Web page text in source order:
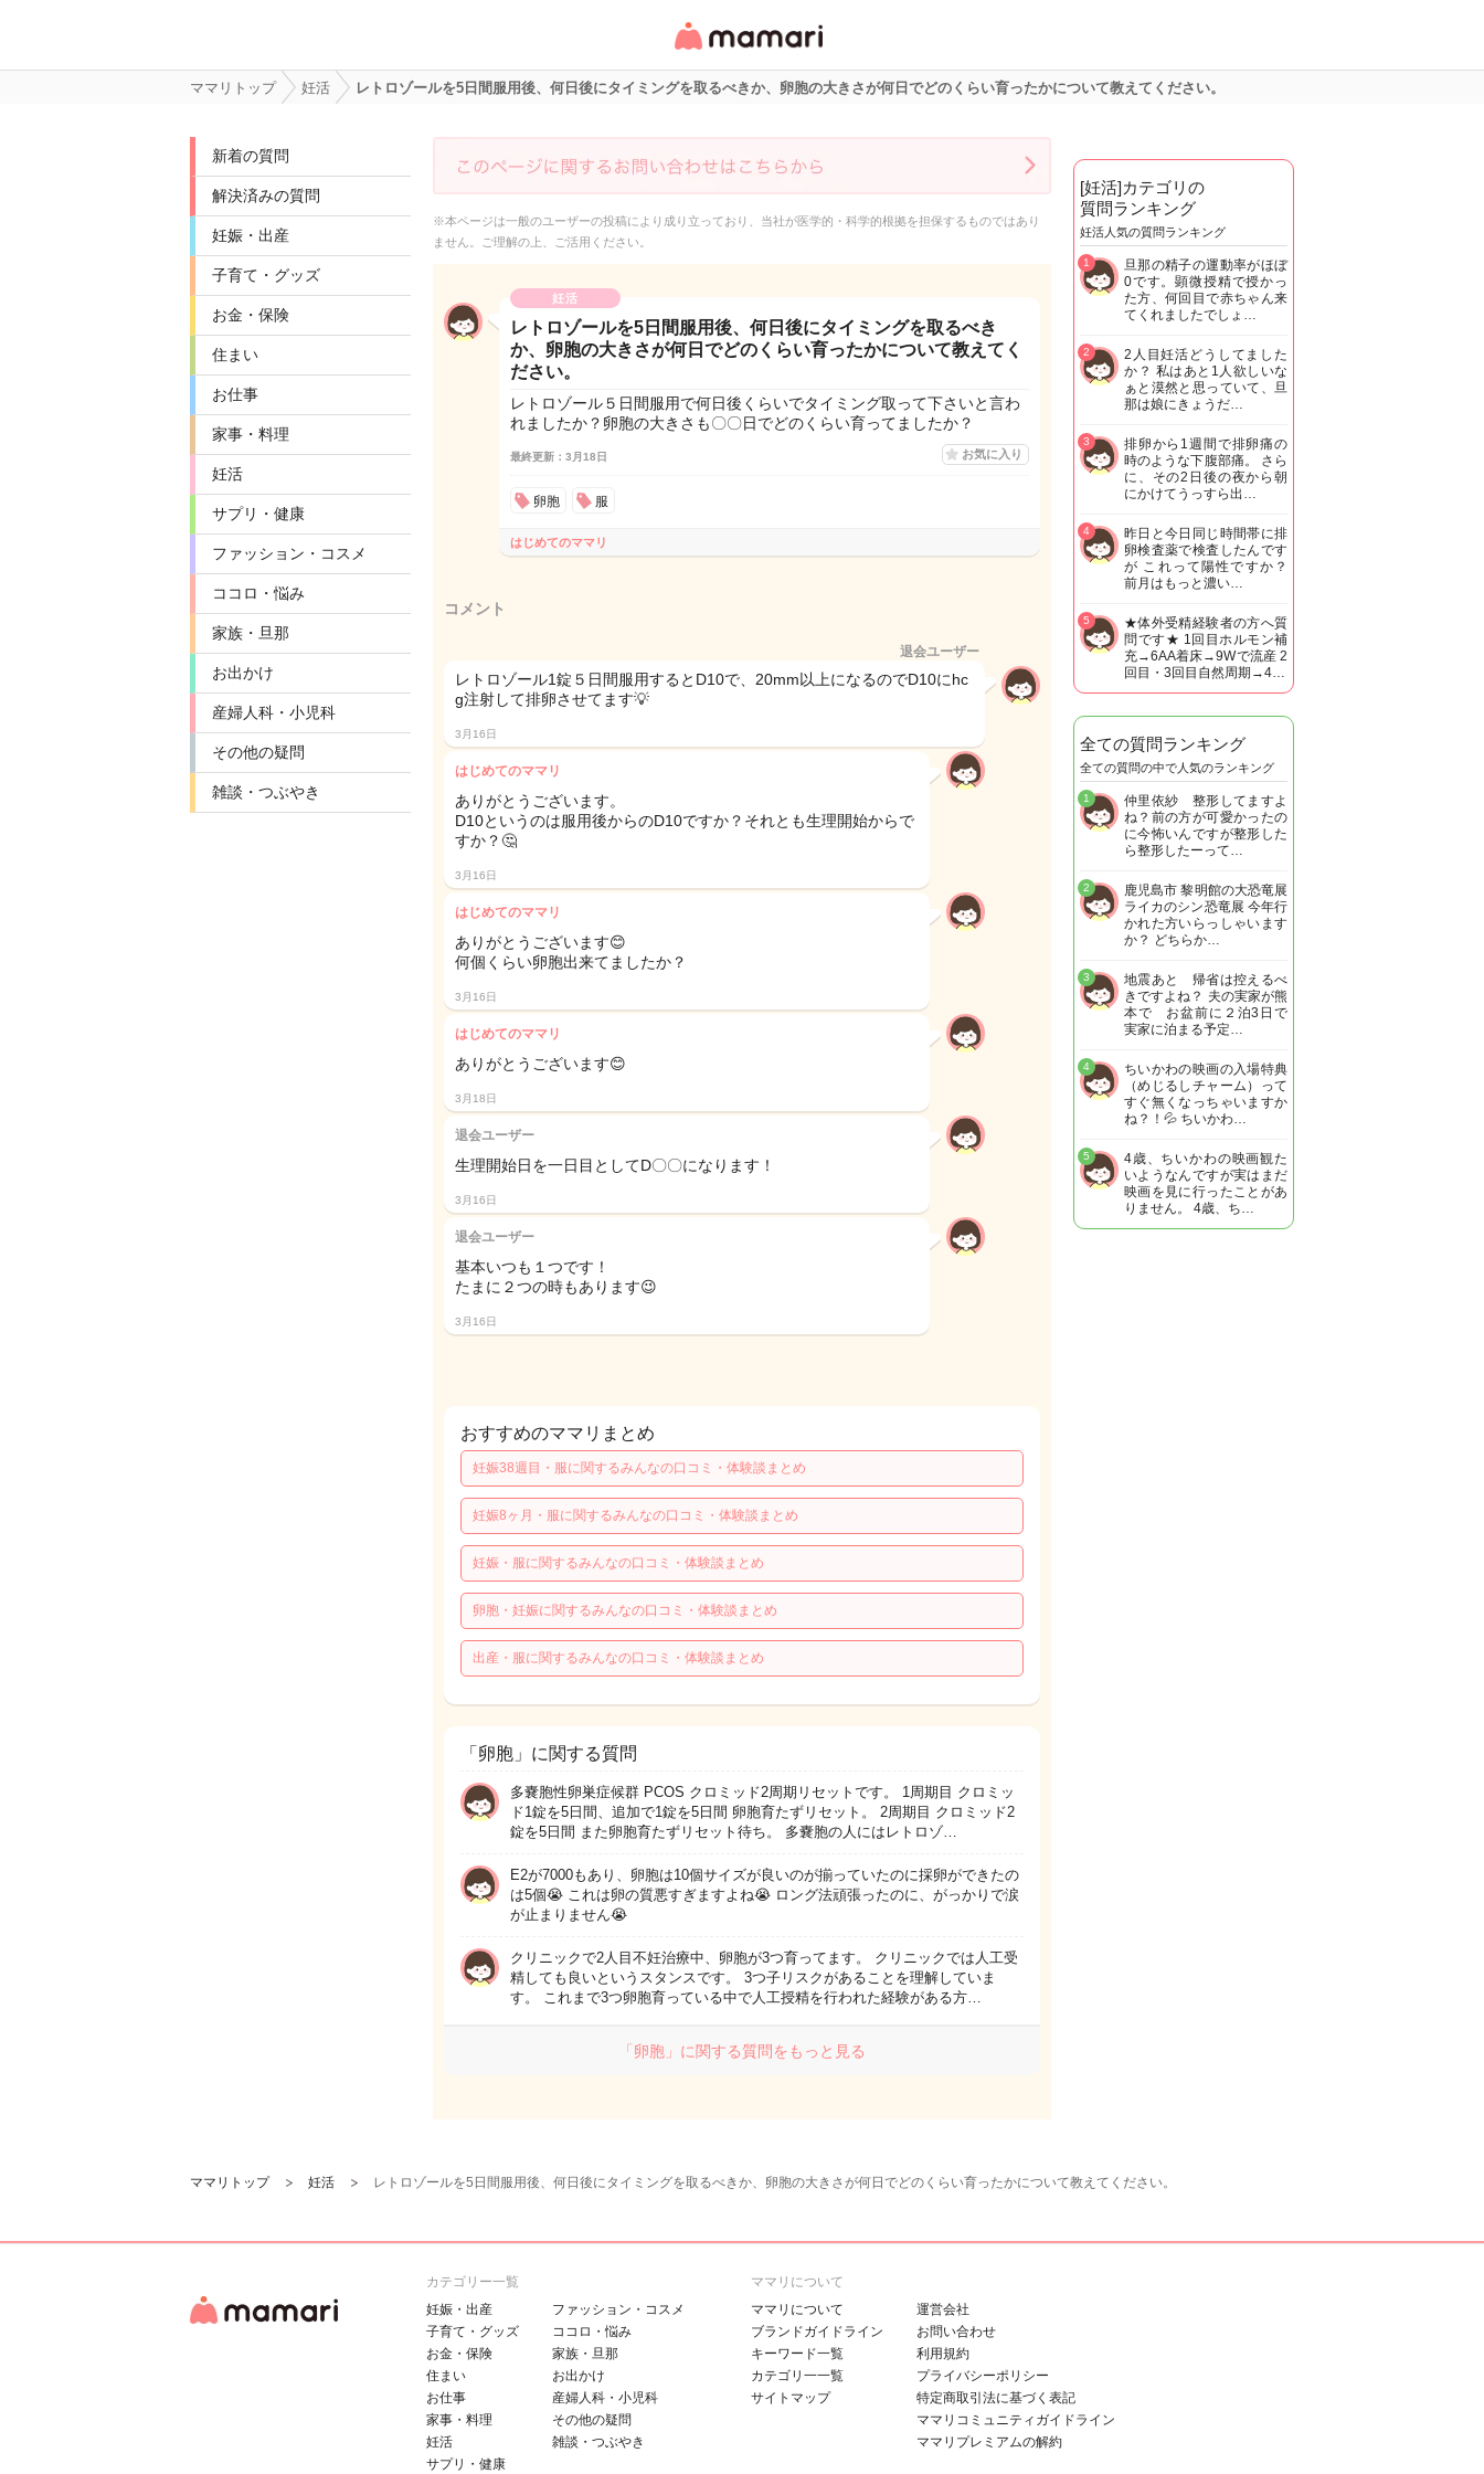
リ・情報サイト
ママリトップ 妊活 レトロゾールを5日間服用後、何日後にタイミングを取るべきか、卵胞の大きさが何日でどのくらい育ったかについて教えてください。
新着の質問
解決済みの質問
妊娠・出産
子育て・グッズ
お金・保険
住まい
お仕事
家事・料理
妊活
サプリ・健康
ファッション・コスメ
ココロ・悩み
家族・旦那
お出かけ
産婦人科・小児科
その他の疑問
雑談・つぶやき
※本ページは一般のユーザーの投稿により成り立っており、当社が医学的・科学的根拠を担保するものではあり
ません。ご理解の上、ご活用ください。
妊活
レトロゾールを5日間服用後、何日後にタイミングを取るべき
か、卵胞の大きさが何日でどのくらい育ったかについて教えてく
ださい。
レトロゾール５日間服用で何日後くらいでタイミング取って下さいと言わ
れましたか？卵胞の大きさも〇〇日でどのくらい育ってましたか？
最終更新：3月18日 お気に入り
卵胞 服
はじめてのママリ
コメント
退会ユーザー
レトロゾール1錠５日間服用するとD10で、20mm以上になるのでD10にhc
g注射して排卵させてます💡
3月16日
はじめてのママリ
ありがとうございます。
D10というのは服用後からのD10ですか？それとも生理開始からで
すか？🤔
3月16日
はじめてのママリ
ありがとうございます😊
何個くらい卵胞出来てましたか？
3月16日
はじめてのママリ
ありがとうございます😊
3月18日
退会ユーザー
生理開始日を一日目としてD〇〇になります！
3月16日
退会ユーザー
基本いつも１つです！
たまに２つの時もあります😉
3月16日
おすすめのママリまとめ
妊娠38週目・服に関するみんなの口コミ・体験談まとめ
妊娠8ヶ月・服に関するみんなの口コミ・体験談まとめ
妊娠・服に関するみんなの口コミ・体験談まとめ
卵胞・妊娠に関するみんなの口コミ・体験談まとめ
出産・服に関するみんなの口コミ・体験談まとめ
「卵胞」に関する質問
多嚢胞性卵巣症候群 PCOS クロミッド2周期リセットです。 1周期目 クロミッ
ド1錠を5日間、追加で1錠を5日間 卵胞育たずリセット。 2周期目 クロミッド2
錠を5日間 また卵胞育たずリセット待ち。 多嚢胞の人にはレトロゾ…
E2が7000もあり、卵胞は10個サイズが良いのが揃っていたのに採卵ができたの
は5個😭 これは卵の質悪すぎますよね😭 ロング法頑張ったのに、がっかりで涙
が止まりません😭
クリニックで2人目不妊治療中、卵胞が3つ育ってます。 クリニックでは人工受
精しても良いというスタンスです。 3つ子リスクがあることを理解していま
す。 これまで3つ卵胞育っている中で人工授精を行われた経験がある方…
「卵胞」に関する質問をもっと見る
[妊活]カテゴリの
質問ランキング
妊活人気の質問ランキング
旦那の精子の運動率がほぼ
0です。顕微授精で授かっ
た方、何回目で赤ちゃん来
てくれましたでしょ…
1
2人目妊活どうしてました
か？ 私はあと1人欲しいな
ぁと漠然と思っていて、旦
那は娘にきょうだ…
2
排卵から1週間で排卵痛の
時のような下腹部痛。 さら
に、その2日後の夜から朝
にかけてうっすら出…
3
昨日と今日同じ時間帯に排
卵検査薬で検査したんです
が これって陽性ですか？
前月はもっと濃い…
4
★体外受精経験者の方へ質
問です★ 1回目ホルモン補
充→6AA着床→9Wで流産 2
回目・3回目自然周期→4…
5
全ての質問ランキング
全ての質問の中で人気のランキング
仲里依紗 整形してますよ
ね？前の方が可愛かったの
に今怖いんですが整形した
ら整形したーって…
1
鹿児島市 黎明館の大恐竜展
ライカのシン恐竜展 今年行
かれた方いらっしゃいます
か？ どちらか…
2
地震あと 帰省は控えるべ
きですよね？ 夫の実家が熊
本で お盆前に２泊3日で
実家に泊まる予定…
3
ちいかわの映画の入場特典
（めじるしチャーム）って
すぐ無くなっちゃいますか
ね？！💦 ちいかわ…
4
4歳、ちいかわの映画観た
いようなんですが実はまだ
映画を見に行ったことがあ
りません。 4歳、ち…
5
ママリトップ 妊活 レトロゾールを5日間服用後、何日後にタイミングを取るべきか、卵胞の大きさが何日でどのくらい育ったかについて教えてください。
カテゴリー一覧
妊娠・出産
子育て・グッズ
お金・保険
住まい
お仕事
家事・料理
妊活
サプリ・健康
ファッション・コスメ
ココロ・悩み
家族・旦那
お出かけ
産婦人科・小児科
その他の疑問
雑談・つぶやき
ママリについて
ママリについて
ブランドガイドライン
キーワード一覧
カテゴリ一一覧
サイトマップ
運営会社
お問い合わせ
利用規約
プライバシーポリシー
特定商取引法に基づく表記
ママリコミュニティガイドライン
ママリプレミアムの解約